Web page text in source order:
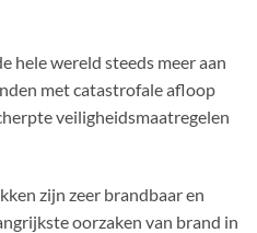
hele wereld steeds meer aan
met catastrofale afloop
veiligheidsmaatregelen
zijn zeer brandbaar en
oorzaken van brand in